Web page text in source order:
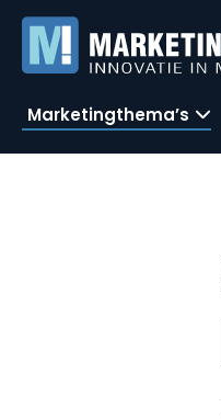
Marketingthema’s